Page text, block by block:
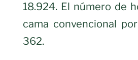
18.924. El número de
cama convencional
362.